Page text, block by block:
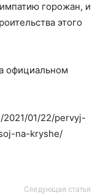
горожан, и
этого
официальном
01/22/pervyj-
na-kryshe/
Следующая статья